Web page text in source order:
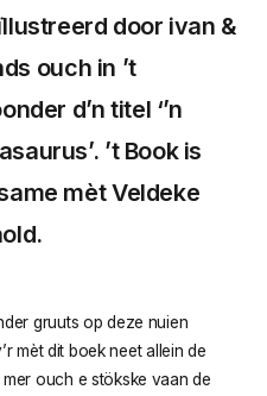
door ivan &
ouch in ’t
d’n titel ‘’n
’t Book is
mèt Veldeke
gruuts op deze nuien
mèt dit boek neet allein de
ouch e stökske vaan de